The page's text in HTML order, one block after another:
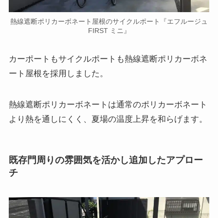
熱線遮断ポリカーボネート屋根のサイクルポート『エフルージュ
FIRST ミニ』
カーポートもサイクルポートも熱線遮断ポリカーボネ
ート屋根を採用しました。
熱線遮断ポリカーボネートは通常のポリカーボネート
より熱を通しにくく、夏場の温度上昇を和らげます。
既存門周りの雰囲気を活かし追加したアプロー
チ